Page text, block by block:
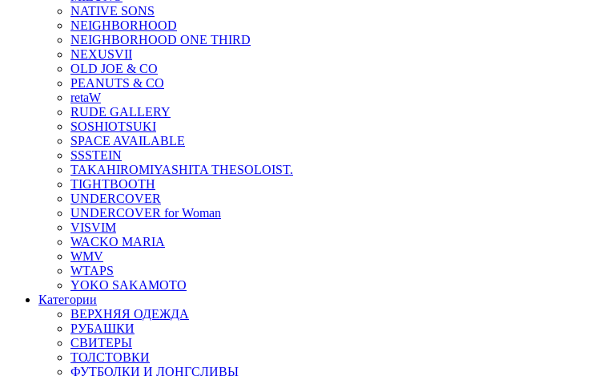
NATIVE SONS
NEIGHBORHOOD
NEIGHBORHOOD ONE THIRD
NEXUSVII
OLD JOE & CO
PEANUTS & CO
retaW
RUDE GALLERY
SOSHIOTSUKI
SPACE AVAILABLE
SSSTEIN
TAKAHIROMIYASHITA THESOLOIST.
TIGHTBOOTH
UNDERCOVER
UNDERCOVER for Woman
VISVIM
WACKO MARIA
WMV
WTAPS
YOKO SAKAMOTO
Категории
ВЕРХНЯЯ ОДЕЖДА
РУБАШКИ
СВИТЕРЫ
ТОЛСТОВКИ
ФУТБОЛКИ И ЛОНГСЛИВЫ